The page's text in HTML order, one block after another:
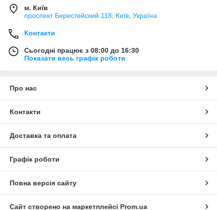
м. Київ
проспект Берестейский 118, Київ, Україна
Контакти
Сьогодні працює з 08:00 до 16:30
Показати весь графік роботи
Про нас
Контакти
Доставка та оплата
Графік роботи
Повна версія сайту
Сайт створено на маркетплейсі Prom.ua